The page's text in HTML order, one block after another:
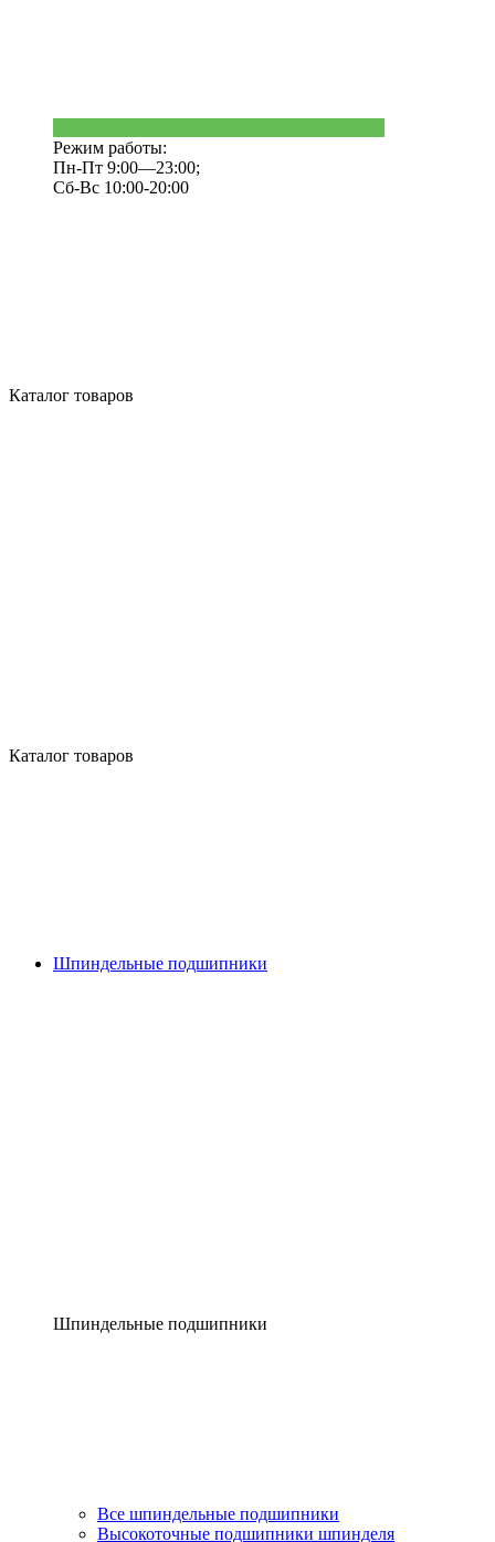
Режим работы:
Пн-Пт 9:00—23:00;
Сб-Вс 10:00-20:00
Каталог товаров
Каталог товаров
Шпиндельные подшипники
Шпиндельные подшипники
Все шпиндельные подшипники
Высокоточные подшипники шпинделя